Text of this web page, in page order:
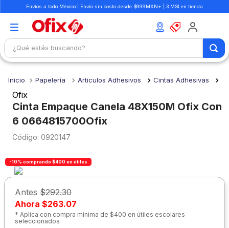
Envíos a todo México | Envío sin costo desde $999MXN* | 3 MSI en tienda
¿Qué estás buscando?
Papelería Articulos Adhesivos Cintas Adhesivas
Ofix
Cinta Empaque Canela 48X150M Ofix Con
6 0664815700Ofix
: 0920147
-10% comprando $400 en útiles
Antes $292.30
Ahora $263.07
* Aplica con compra mínima de $400 en útiles escolares
seleccionados
1.
mochilas
2.
libretas
3.
cuaderno
4.
cuadernos
5.
colores
6.
7.
escritorio
8 .
sacapuntas